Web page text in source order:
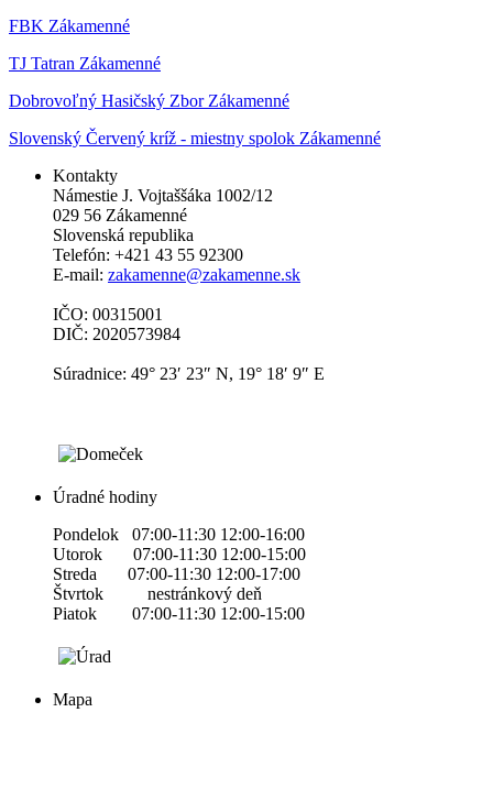
FBK Zákamenné
TJ Tatran Zákamenné
Dobrovoľný Hasičský Zbor Zákamenné
Slovenský Červený kríž - miestny spolok Zákamenné
Kontakty
Námestie J. Vojtaššáka 1002/12
029 56 Zákamenné
Slovenská republika
Telefón: +421 43 55 92300
E-mail: zakamenne@zakamenne.sk
IČO: 00315001
DIČ: 2020573984
Súradnice: 49° 23′ 23″ N, 19° 18′ 9″ E
Úradné hodiny
Pondelok 07:00-11:30 12:00-16:00
Utorok 07:00-11:30 12:00-15:00
Streda 07:00-11:30 12:00-17:00
Štvrtok nestránkový deň
Piatok 07:00-11:30 12:00-15:00
Mapa